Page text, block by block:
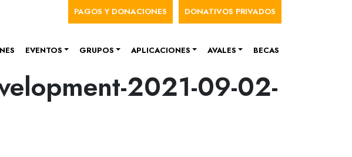
principalMenú de cuenta de usuario
PAGOS Y DONACIONES DONATIVOS PRIVADOS
EVENTOS GRUPOS APLICACIONES AVALES BECAS
2021-09-02-